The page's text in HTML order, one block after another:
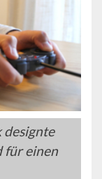
designte
für einen